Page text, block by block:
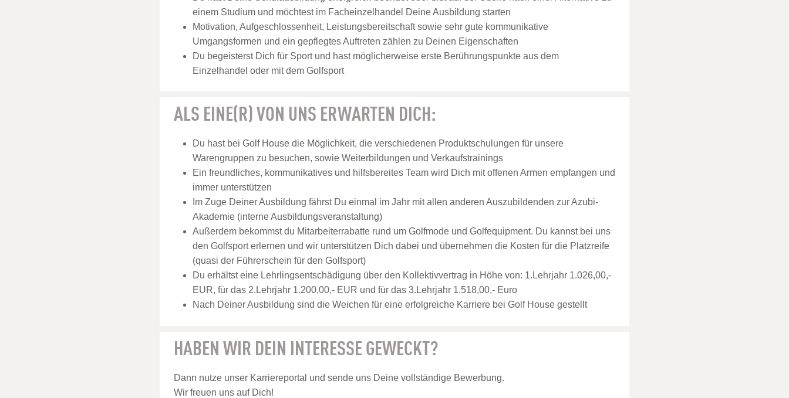
einem Studium und möchtest im Facheinzelhandel Deine Ausbildung starten
Motivation, Aufgeschlossenheit, Leistungsbereitschaft sowie sehr gute kommunikative
Umgangsformen und ein gepflegtes Auftreten zählen zu Deinen Eigenschaften
Du begeisterst Dich für Sport und hast möglicherweise erste Berührungspunkte aus dem
Einzelhandel oder mit dem Golfsport
ALS EINE(R) VON UNS ERWARTEN DICH:
Du hast bei Golf House die Möglichkeit, die verschiedenen Produktschulungen für unsere
Warengruppen zu besuchen, sowie Weiterbildungen und Verkaufstrainings
Ein freundliches, kommunikatives und hilfsbereites Team wird Dich mit offenen Armen empfangen und
immer unterstützen
Im Zuge Deiner Ausbildung fährst Du einmal im Jahr mit allen anderen Auszubildenden zur Azubi-
Akademie (interne Ausbildungsveranstaltung)
Außerdem bekommst du Mitarbeiterrabatte rund um Golfmode und Golfequipment. Du kannst bei uns
den Golfsport erlernen und wir unterstützen Dich dabei und übernehmen die Kosten für die Platzreife
(quasi der Führerschein für den Golfsport)
Du erhältst eine Lehrlingsentschädigung über den Kollektivvertrag in Höhe von: 1.Lehrjahr 1.026,00,-
EUR, für das 2.Lehrjahr 1.200,00,- EUR und für das 3.Lehrjahr 1.518,00,- Euro
Nach Deiner Ausbildung sind die Weichen für eine erfolgreiche Karriere bei Golf House gestellt
HABEN WIR DEIN INTERESSE GEWECKT?
Dann nutze unser Karriereportal und sende uns Deine vollständige Bewerbung.
Wir freuen uns auf Dich!